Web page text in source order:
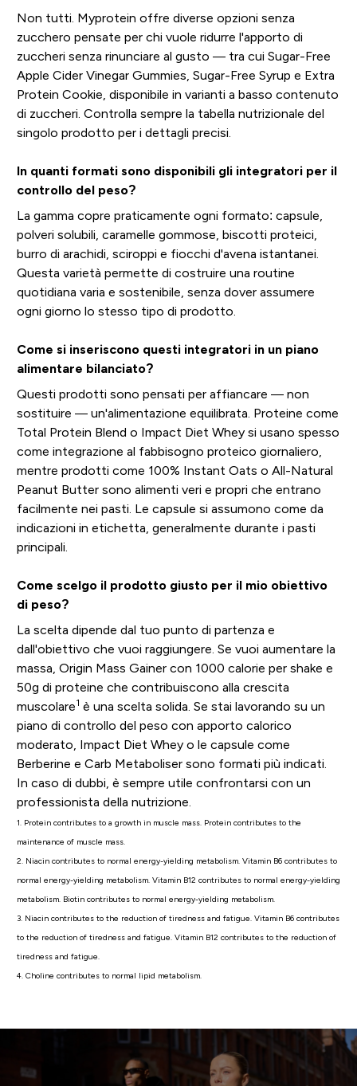
Non tutti. Myprotein offre diverse opzioni senza
zucchero pensate per chi vuole ridurre l'apporto di
zuccheri senza rinunciare al gusto — tra cui Sugar-Free
Apple Cider Vinegar Gummies, Sugar-Free Syrup e Extra
Protein Cookie, disponibile in varianti a basso contenuto
di zuccheri. Controlla sempre la tabella nutrizionale del
singolo prodotto per i dettagli precisi.
In quanti formati sono disponibili gli integratori per il
controllo del peso?
La gamma copre praticamente ogni formato: capsule,
polveri solubili, caramelle gommose, biscotti proteici,
burro di arachidi, sciroppi e fiocchi d'avena istantanei.
Questa varietà permette di costruire una routine
quotidiana varia e sostenibile, senza dover assumere
ogni giorno lo stesso tipo di prodotto.
Come si inseriscono questi integratori in un piano
alimentare bilanciato?
Questi prodotti sono pensati per affiancare — non
sostituire — un'alimentazione equilibrata. Proteine come
Total Protein Blend o Impact Diet Whey si usano spesso
come integrazione al fabbisogno proteico giornaliero,
mentre prodotti come 100% Instant Oats o All-Natural
Peanut Butter sono alimenti veri e propri che entrano
facilmente nei pasti. Le capsule si assumono come da
indicazioni in etichetta, generalmente durante i pasti
principali.
Come scelgo il prodotto giusto per il mio obiettivo
di peso?
La scelta dipende dal tuo punto di partenza e
dall'obiettivo che vuoi raggiungere. Se vuoi aumentare la
massa, Origin Mass Gainer con 1000 calorie per shake e
50g di proteine che contribuiscono alla crescita
muscolare1 è una scelta solida. Se stai lavorando su un
piano di controllo del peso con apporto calorico
moderato, Impact Diet Whey o le capsule come
Berberine e Carb Metaboliser sono formati più indicati.
In caso di dubbi, è sempre utile confrontarsi con un
professionista della nutrizione.
1. Protein contributes to a growth in muscle mass. Protein contributes to the
maintenance of muscle mass.
2. Niacin contributes to normal energy-yielding metabolism. Vitamin B6 contributes to
normal energy-yielding metabolism. Vitamin B12 contributes to normal energy-yielding
metabolism. Biotin contributes to normal energy-yielding metabolism.
3. Niacin contributes to the reduction of tiredness and fatigue. Vitamin B6 contributes
to the reduction of tiredness and fatigue. Vitamin B12 contributes to the reduction of
tiredness and fatigue.
4. Choline contributes to normal lipid metabolism.